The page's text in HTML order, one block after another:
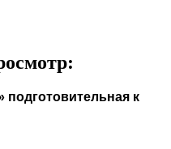
подготовительная к